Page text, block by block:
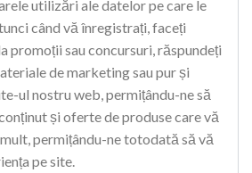
utilizări ale datelor pe care le
când vă înregistrați, faceți
promoții sau concursuri, răspundeți
de marketing sau pur și
ul nostru web, permițându-ne să
și oferte de produse care vă
permițându-ne totodată să vă
pe site.